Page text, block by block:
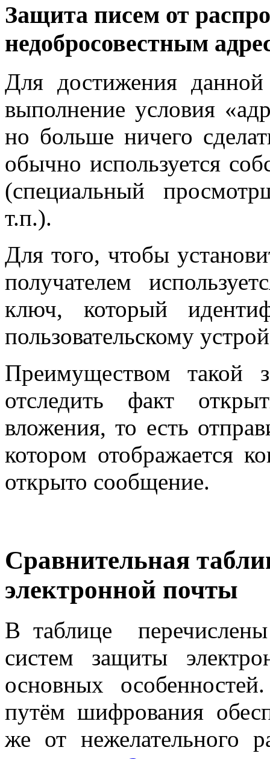
Защита писем от
недобросовестным
Для достижения
выполнение условия
но больше ничего
обычно используется
(специальный
т.п.).
Для того, чтобы
получателем
ключ, который
пользовательскому
Преимуществом такой
отследить факт
вложения, то есть
котором отображается
открыто сообщение.
Сравнительная
электронной почты
В таблице
систем защиты
основных
путём шифрования
же от нежелательного